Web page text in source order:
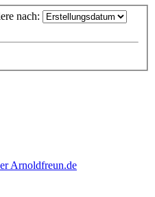
nach:
Arnoldfreun.de